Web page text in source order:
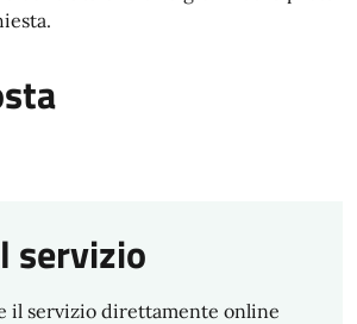
servizio
il servizio direttamente online